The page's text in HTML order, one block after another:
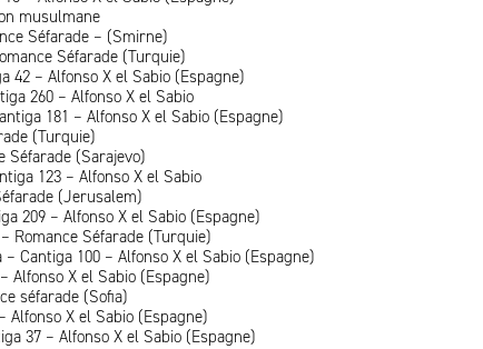
musulmane
Séfarade – (Smirne)
Séfarade (Turquie)
42 – Alfonso X el Sabio (Espagne)
260 – Alfonso X el Sabio
181 – Alfonso X el Sabio (Espagne)
(Turquie)
Séfarade (Sarajevo)
123 – Alfonso X el Sabio
(Jerusalem)
209 – Alfonso X el Sabio (Espagne)
Romance Séfarade (Turquie)
Cantiga 100 – Alfonso X el Sabio (Espagne)
Alfonso X el Sabio (Espagne)
séfarade (Sofia)
Alfonso X el Sabio (Espagne)
37 – Alfonso X el Sabio (Espagne)